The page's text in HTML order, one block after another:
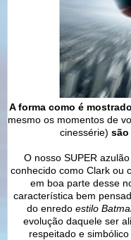
A forma como é
mesmo os momentos de
cinessérie) são
O nosso SUPER
conhecido como Clark ou
em boa parte desse
característica bem
do enredo estilo
evolução daquele ser
respeitado e